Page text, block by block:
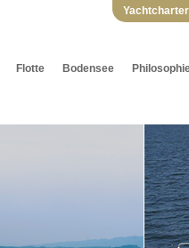
Flotte Bodensee